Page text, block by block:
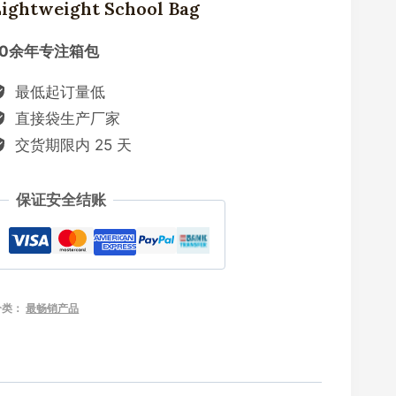
School Bag
余年专注箱包
最低起订量低
直接袋生产厂家
交货期限内 25 天
保证安全结账
类：最畅销产品